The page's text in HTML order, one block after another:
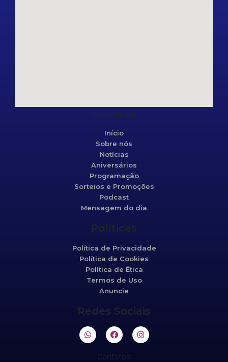
Mapa do site
Início
Sobre nós
Notícias
Aniversários
Programação
Sorteios e Promoções
Podcast
Mensagem do dia
Políticas
Política de Privacidade
Política de Cookies
Política de Ética
Termos de Uso
Anuncie
Redes Sociais
Contatos: